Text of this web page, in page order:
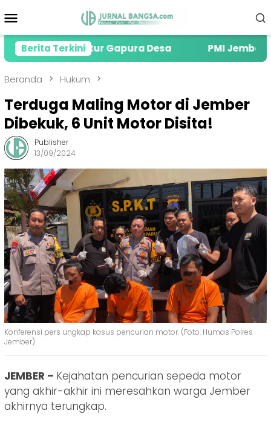
ke
Mobile
Berita Terkini
Gapura Desa PMI Jember Salurkan
Beranda Hukum
Terduga Maling Motor di Jember
Dibekuk, 6 Unit Motor Disita!
Publisher
13/09/2024
Konferensi pers ungkap kasus pencurian motor. (Foto: Humas Polres
Jember)
JEMBER – Kejahatan pencurian sepeda motor
yang akhir-akhir ini meresahkan warga Jember
akhirnya terungkap.